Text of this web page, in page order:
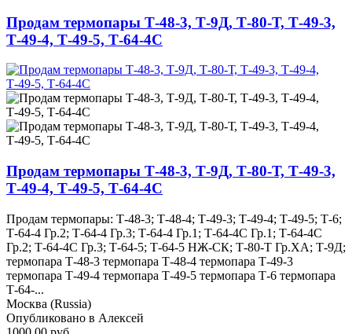
Продам термопары Т-48-3, Т-9Д, Т-80-Т, Т-49-3,
Т-49-4, Т-49-5, Т-64-4С
Продам термопары Т-48-3, Т-9Д, Т-80-Т, Т-49-3,
Т-49-4, Т-49-5, Т-64-4С
Продам термопары: Т-48-3; Т-48-4; Т-49-3; Т-49-4; Т-49-5; Т-6;
Т-64-4 Гр.2; Т-64-4 Гр.3; Т-64-4 Гр.1; Т-64-4С Гр.1; Т-64-4С
Гр.2; Т-64-4С Гр.3; Т-64-5; Т-64-5 НЖ-СК; Т-80-Т Гр.ХА; Т-9Д;
термопара Т-48-3 термопара Т-48-4 термопара Т-49-3
термопара Т-49-4 термопара Т-49-5 термопара Т-6 термопара
Т-64-...
Москва (Russia)
Опубликовано в Алексей